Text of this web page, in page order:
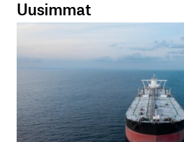
Uusimmat